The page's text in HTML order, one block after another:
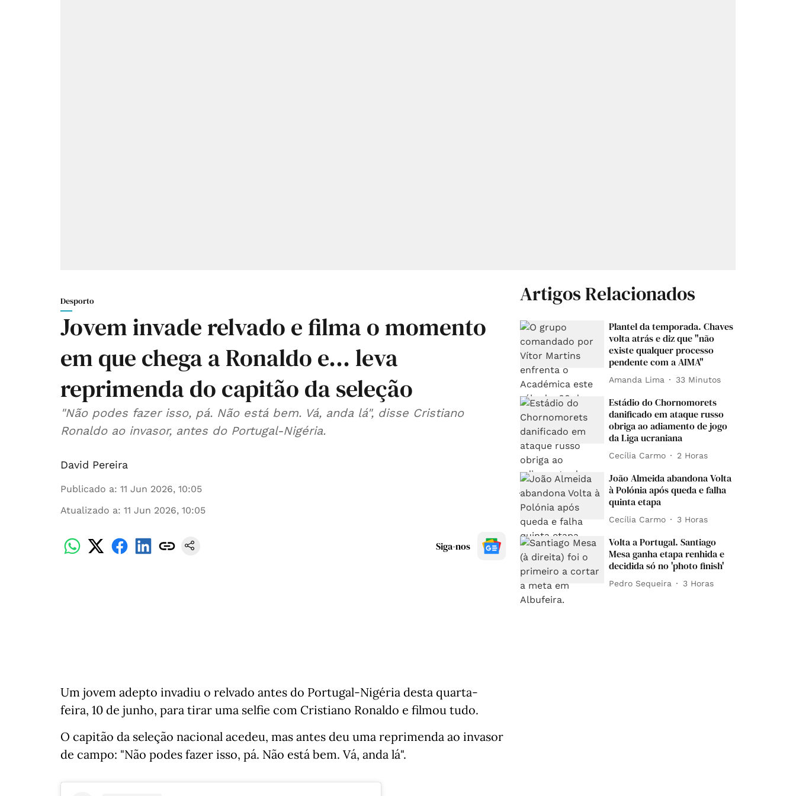
Desporto
Jovem invade relvado e filma o momento
em que chega a Ronaldo e... leva
reprimenda do capitão da seleção
"Não podes fazer isso, pá. Não está bem. Vá, anda lá", disse Cristiano
Ronaldo ao invasor, antes do Portugal-Nigéria.
David Pereira
Publicado a: 11 Jun 2026, 10:05
Atualizado a: 11 Jun 2026, 10:05
Siga-nos
Um jovem adepto invadiu o relvado antes do Portugal-Nigéria desta quarta-
feira, 10 de junho, para tirar uma selfie com Cristiano Ronaldo e filmou tudo.
O capitão da seleção nacional acedeu, mas antes deu uma reprimenda ao invasor
de campo: "Não podes fazer isso, pá. Não está bem. Vá, anda lá".
Artigos Relacionados
Plantel da temporada. Chaves
volta atrás e diz que "não
existe qualquer processo
pendente com a AIMA"
Amanda Lima 33 Minutos
Estádio do Chornomorets
danificado em ataque russo
obriga ao adiamento de jogo
da Liga ucraniana
Cecília Carmo 2 Horas
João Almeida abandona Volta
à Polónia após queda e falha
quinta etapa
Cecília Carmo 3 Horas
Volta a Portugal. Santiago
Mesa ganha etapa renhida e
decidida só no 'photo finish'
Pedro Sequeira 3 Horas